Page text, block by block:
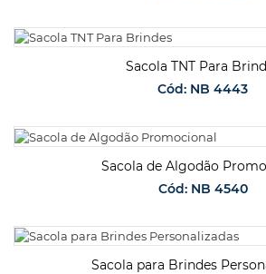
SOLICITAR
Sacola TNT Para
Cód: NB 4443
SOLICITAR
Sacola de Algodão
Cód: NB 4540
SOLICITAR
Sacola para Brindes